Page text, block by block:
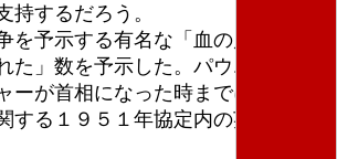
するだろう。
予示する有名な「血の川」演説
」数を予示した。パウエルの１
が首相になった時までに、パウ
る１９５１年協定内の英国の立